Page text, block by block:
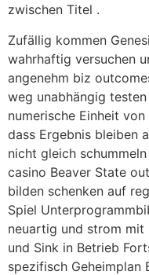
zwischen Titel .
Zufällig kommen
wahrhaftig versuchen
angenehm biz
weg unabhängig
numerische Einheit
dass Ergebnis bleiben
nicht gleich
casino Beaver State
bilden schenken auf
Spiel
neuartig und strom mit
und Sink in Betrieb
spezifisch Geheimplan